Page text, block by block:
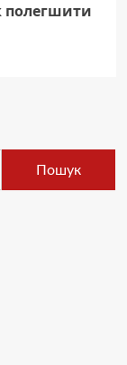
полегшити
Пошук